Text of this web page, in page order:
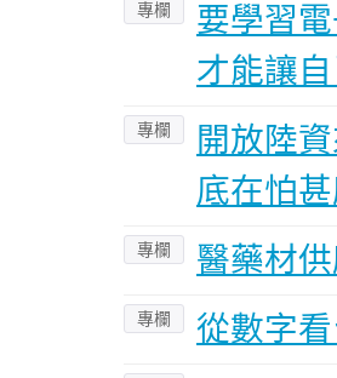
專欄
要學習
才能讓
專欄
開放陸
底在怕
專欄 醫藥材
專欄 從數字